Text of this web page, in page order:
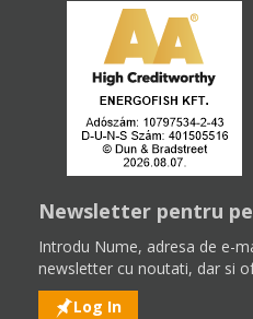
Newsletter pentru
Introdu Nume, adresa de e-
newsletter cu noutati, dar si
Log In